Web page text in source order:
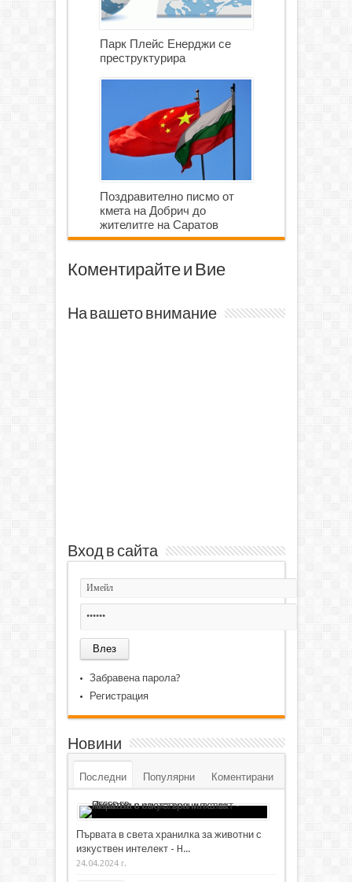
Парк Плейс Енерджи се
преструктурира
Поздравително писмо от
кмета на Добрич до
жителитге на Саратов
Коментирайте и Вие
На вашето внимание
Вход в сайта
Забравена парола?
Регистрация
Новини
Последни Популярни Коментирани
Първата в света хранилка за животни с
изкуствен интелект - H...
24.04.2024 г.